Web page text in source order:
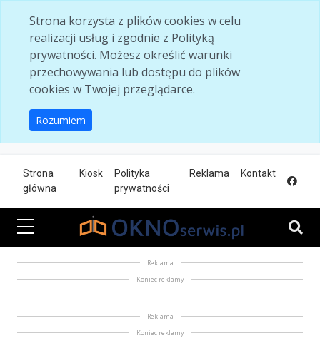
Strona korzysta z plików cookies w celu
realizacji usług i zgodnie z Polityką
prywatności. Możesz określić warunki
przechowywania lub dostępu do plików
cookies w Twojej przeglądarce.
Rozumiem
Strona
główna
Kiosk
Polityka
prywatności
Reklama Kontakt
Reklama
Koniec reklamy
Reklama
Koniec reklamy